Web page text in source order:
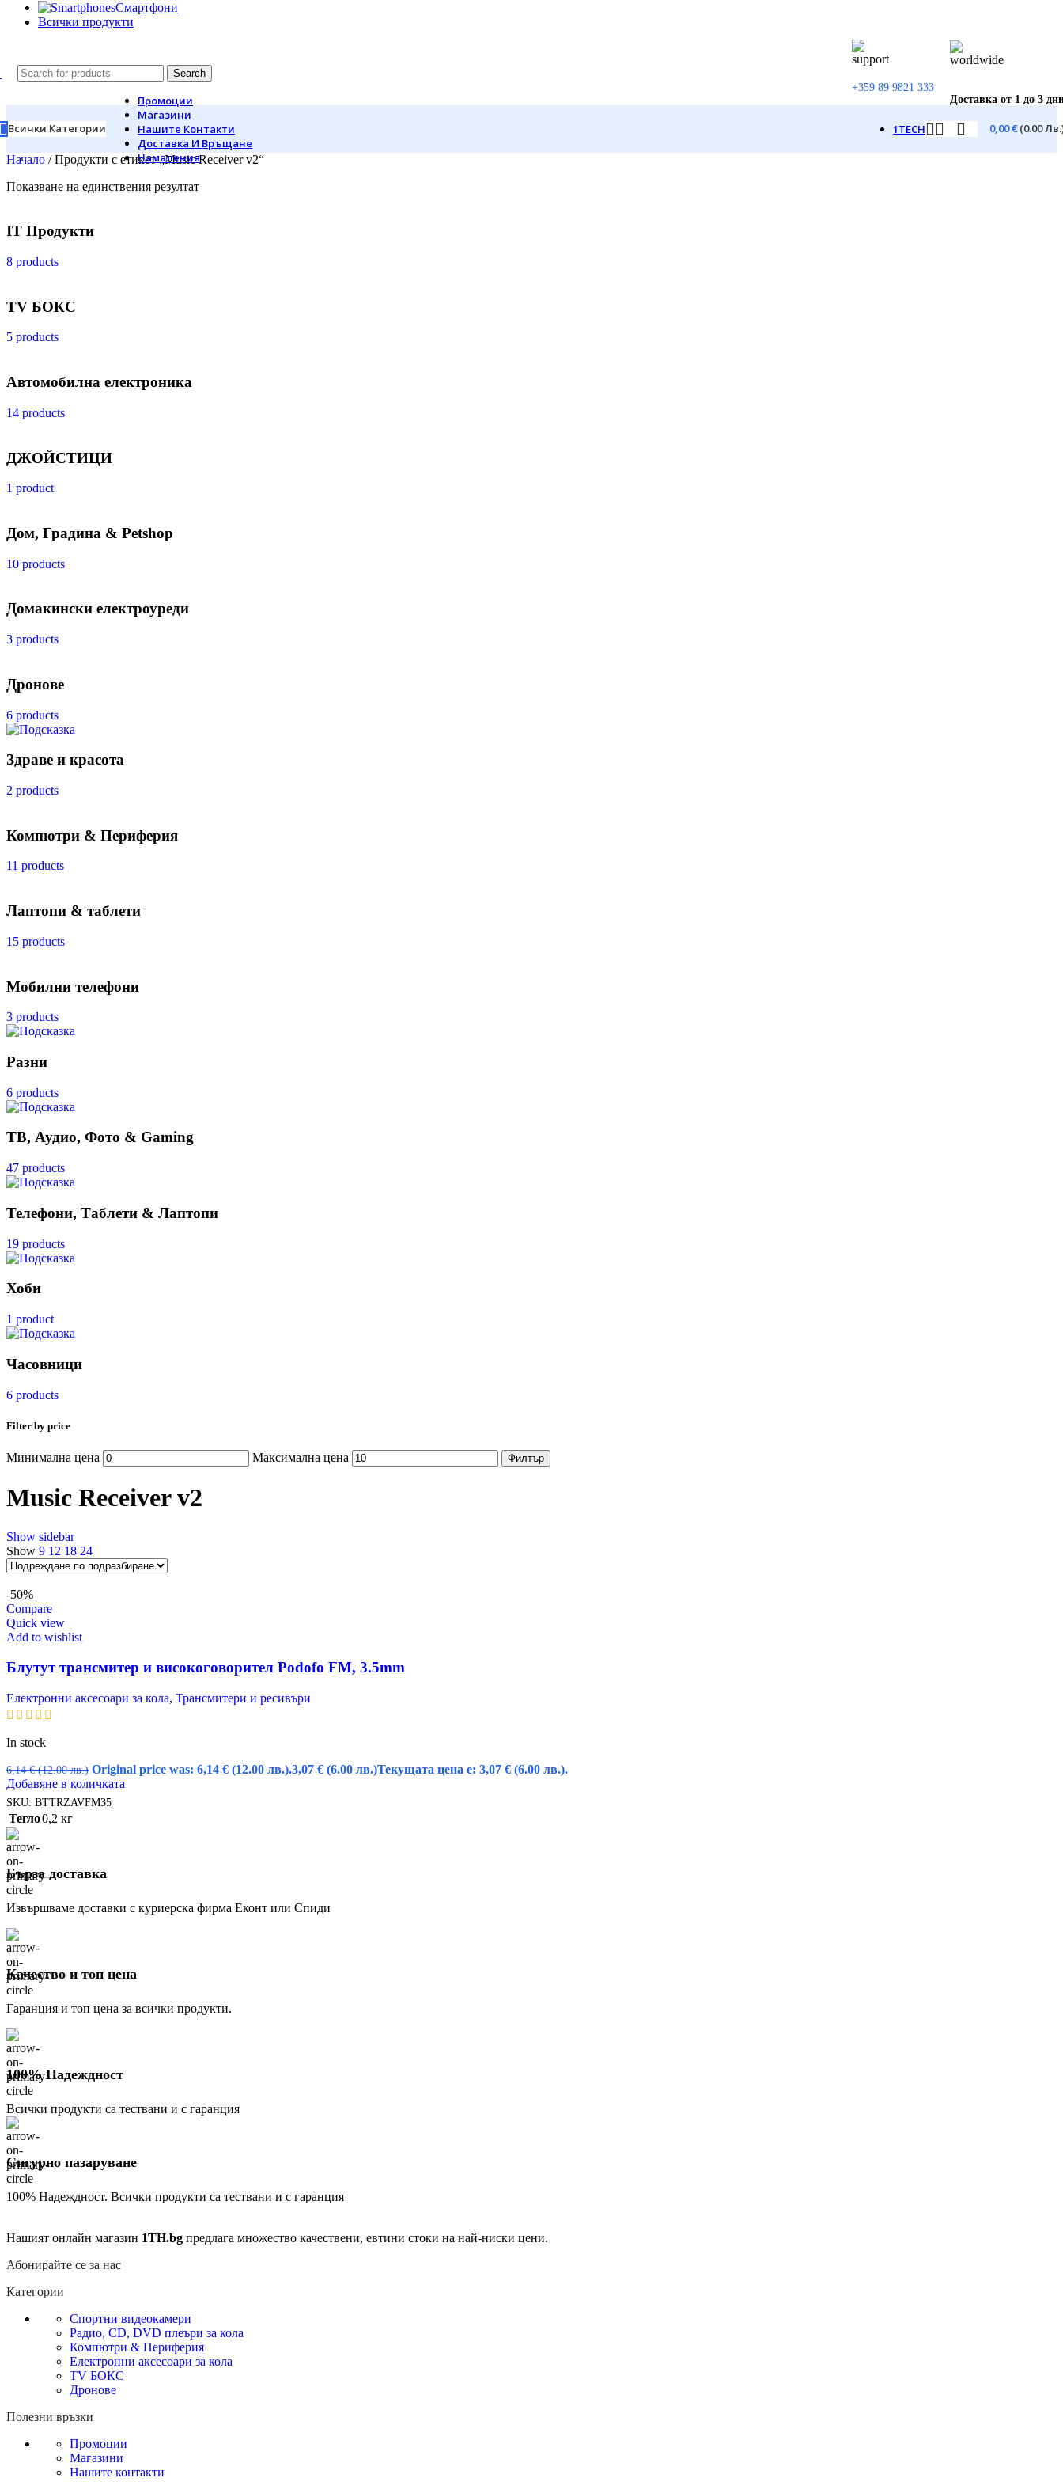
Смартфони
Всички продукти
Search
+359 89 9821 333
Доставка от 1 до 3
Всички Категории
Промоции
Магазини
Нашите Контакти
Доставка И Връщане
Намаления
1TECH 0,00€ (0.00
Начало / Продукти с етикет „Music Receiver v2“
Показване на единствения резултат
IT Продукти
8 products
TV БОКС
5 products
Автомобилна електроника
14 products
ДЖОЙСТИЦИ
1 product
Дом, Градина & Petshop
10 products
Домакински електроуреди
3 products
Дронове
6 products
Здраве и красота
2 products
Компютри & Периферия
11 products
Лаптопи & таблети
15 products
Мобилни телефони
3 products
Разни
6 products
ТВ, Аудио, Фото & Gaming
47 products
Телефони, Таблети & Лаптопи
19 products
Хоби
1 product
Часовници
6 products
Filter by price
Минимална цена Максимална цена Филтър
Music Receiver v2
Show sidebar
Show 9 12 18 24
-50%
Compare
Quick view
Add to wishlist
Блутут трансмитер и високоговорител Podofo FM, 3.5mm
Електронни аксесоари за кола, Трансмитери и ресивъри
In stock
6,14€ (12.00 лв.) Original price was: 6,14 € (12.00 лв.).3,07 € (6.00 лв.)Текущата цена е: 3,07 € (6.00 лв.).
Добавяне в количката
SKU: BTTRZAVFM35
Тегло0,2 кг
Бърза доставка
Извършваме доставки с куриерска фирма Еконт или Спиди
Качество и топ цена
Гаранция и топ цена за всички продукти.
100% Надеждност
Всички продукти са тествани и с гаранция
Сигурно пазаруване
100% Надеждност. Всички продукти са тествани и с гаранция
Нашият онлайн магазин 1TH.bg предлага множество качествени, евтини стоки на най-ниски цени.
Абонирайте се за нас
Категории
Спортни видеокамери
Радио, CD, DVD плеъри за кола
Компютри & Периферия
Електронни аксесоари за кола
TV БОКС
Дронове
Полезни връзки
Промоции
Магазини
Нашите контакти